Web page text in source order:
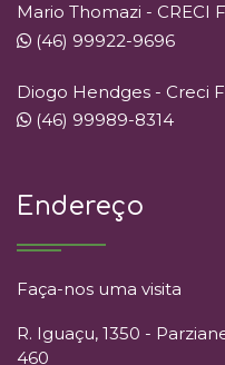
Mario Thomazi - CRECI
(46) 99922-9696
Diogo Hendges - Creci
(46) 99989-8314
Endereço
Faça-nos uma visita
R. Iguaçu, 1350 -
460